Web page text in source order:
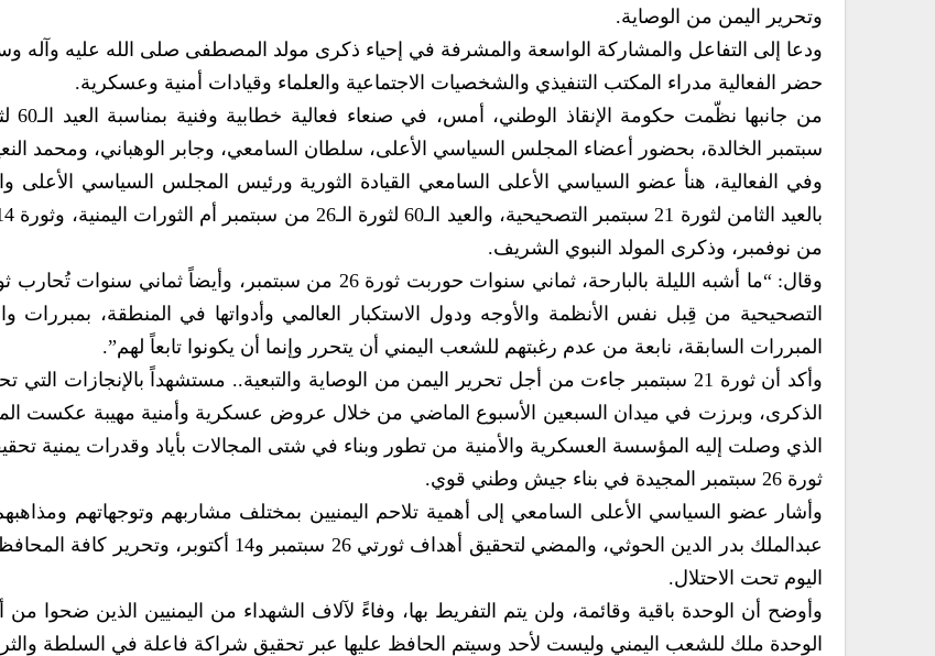
وتحرير اليمن من الوصاية.
ودعا إلى التفاعل والمشاركة الواسعة والمشرفة في إحياء ذكرى مولد المصطفى صلى الله عليه وآله
حضر الفعالية مدراء المكتب التنفيذي والشخصيات الاجتماعية والعلماء وقيادات أمنية وعسكرية.
سبتمبر الخالدة، بحضور أعضاء المجلس السياسي الأعلى، سلطان السامعي، وجابر الوهباني، ومحمد
وفي الفعالية، هنأ عضو السياسي الأعلى السامعي القيادة الثورية ورئيس المجلس السياسي الأعلى
من نوفمبر، وذكرى المولد النبوي الشريف.
التصحيحية من قِبل نفس الأنظمة والأوجه ودول الاستكبار العالمي وأدواتها في المنطقة، بمبررات
المبررات السابقة، نابعة من عدم رغبتهم للشعب اليمني أن يتحرر وإنما أن يكونوا تابعاً لهم”.
وأكد أن ثورة 21 سبتمبر جاءت من أجل تحرير اليمن من الوصاية والتبعية.. مستشهداً بالإنجازات
الذكرى، وبرزت في ميدان السبعين الأسبوع الماضي من خلال عروض عسكرية وأمنية مهيبة عكست
الذي وصلت إليه المؤسسة العسكرية والأمنية من تطور وبناء في شتى المجالات بأياد وقدرات يمنية
ثورة 26 سبتمبر المجيدة في بناء جيش وطني قوي.
وأشار عضو السياسي الأعلى السامعي إلى أهمية تلاحم اليمنيين بمختلف مشاربهم وتوجهاتهم
عبدالملك بدر الدين الحوثي، والمضي لتحقيق أهداف ثورتي 26 سبتمبر و14
اليوم تحت الاحتلال.
وأوضح أن الوحدة باقية وقائمة، ولن يتم التفريط بها، وفاءً لآلاف الشهداء من اليمنيين الذين ضحوا من
الوحدة ملك للشعب اليمني وليست لأحد وسيتم الحافظ عليها عبر تحقيق شراكة فاعلة في السلطة